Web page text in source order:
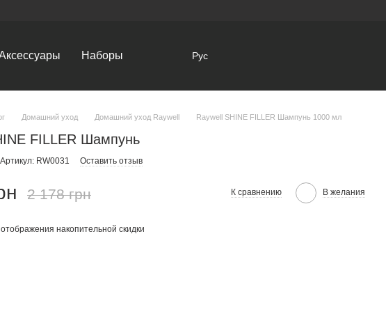
Наборы Рус
Домашний уход Домашний уход Raywell Raywell SHINE FILLER Шампунь 1000 мл
FILLER Шампунь
Артикул: RW0031 Оставить отзыв
2 178 грн К сравнению В желания
накопительной скидки